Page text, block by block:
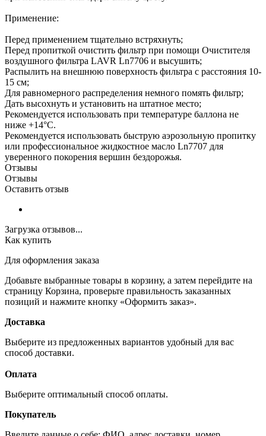
Применение:
Перед применением тщательно встряхнуть;
Перед пропиткой очистить фильтр при помощи Очистителя
воздушного фильтра LAVR Ln7706 и высушить;
Распылить на внешнюю поверхность фильтра с расстояния 10-
15 см;
Для равномерного распределения немного помять фильтр;
Дать высохнуть и установить на штатное место;
Рекомендуется использовать при температуре баллона не
ниже +14°С.
Рекомендуется использовать быструю аэрозольную пропитку
или профессиональное жидкостное масло Ln7707 для
уверенного покорения вершин бездорожья.
Отзывы
Отзывы
Оставить отзыв
Загрузка отзывов...
Как купить
Для оформления заказа
Добавьте выбранные товары в корзину, а затем перейдите на
страницу Корзина, проверьте правильность заказанных
позиций и нажмите кнопку «Оформить заказ».
Доставка
Выберите из предложенных вариантов удобный для вас
способ доставки.
Оплата
Выберите оптимальный способ оплаты.
Покупатель